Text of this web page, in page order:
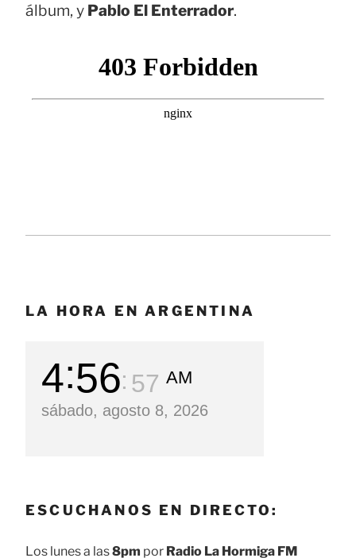
álbum, y Pablo El Enterrador.
LA HORA EN ARGENTINA
4 56 58 AM
sábado, agosto 8, 2026
ESCUCHANOS EN DIRECTO:
Los lunes a las8pm por Radio La Hormiga FM